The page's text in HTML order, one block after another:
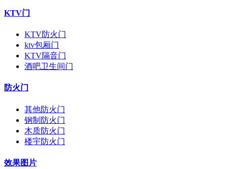
KTV门
KTV防火门
ktv包厢门
KTV隔音门
酒吧卫生间门
防火门
其他防火门
钢制防火门
木质防火门
楼宇防火门
效果图片